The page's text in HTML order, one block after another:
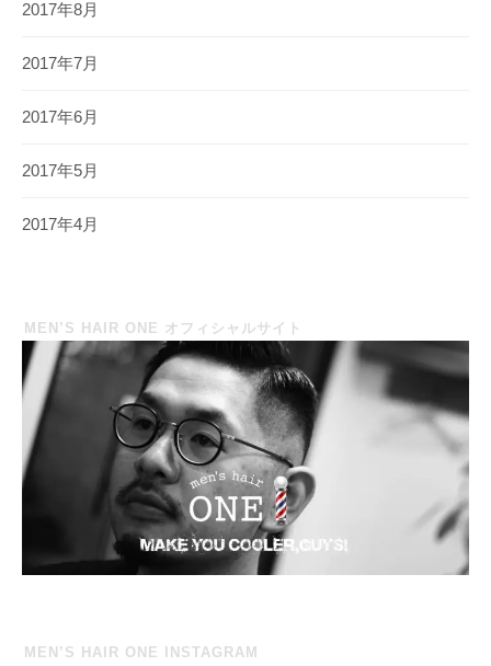
2017年8月
2017年7月
2017年6月
2017年5月
2017年4月
MEN’S HAIR ONE オフィシャルサイト
MEN’S HAIR ONE INSTAGRAM